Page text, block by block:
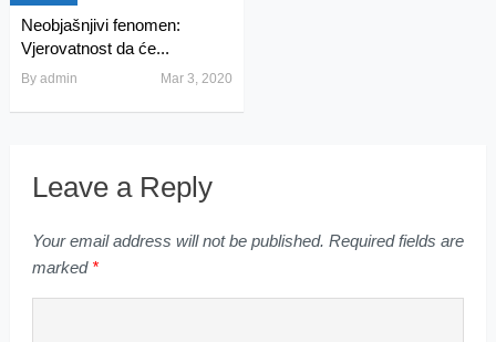
Neobjašnjivi fenomen:
Vjerovatnost da će...
By admin Mar 3, 2020
Leave a Reply
Your email address will not be published. Required fields are
marked *